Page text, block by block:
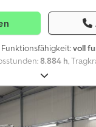
Funktionsfähigkeit:voll
8.884 h,
1.600 mm
2.300 mm,
, Gabellänge:
Kabine,